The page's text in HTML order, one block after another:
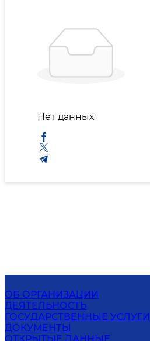
Нет данных
ОБ ОРГАНИЗАЦИИ
ДЕЯТЕЛЬНОСТЬ
ГОСУДАРСТВЕННЫЕ УСЛУГИ
ДОКУМЕНТЫ